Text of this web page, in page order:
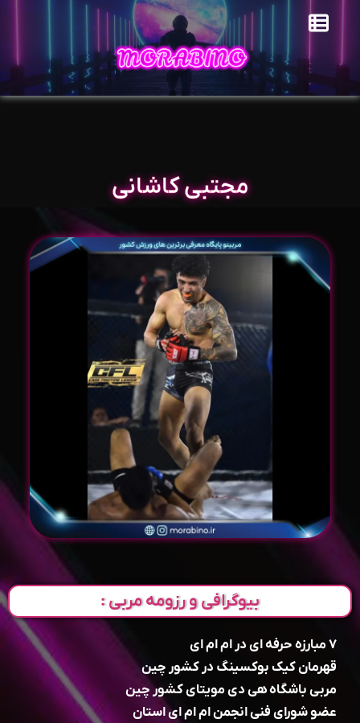
مجتبی کاشانی
بیوگرافی و رزومه مربی :
۷ مبارزه حرفه ای در ام ام ای
قهرمان کیک بوکسینگ در کشور چین
مربی باشگاه هی دی مویتای کشور چین
عضو شورای فنی انجمن ام ام ای استان